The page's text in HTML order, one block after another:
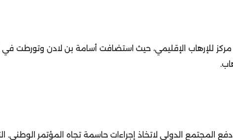
مركز للإرهاب الإقليمي، حيث استضافت أسامة بن لادن وتورطت في
.
المجتمع الدولي لاتخاذ إجراءات حاسمة تجاه المؤتمر الوطني.